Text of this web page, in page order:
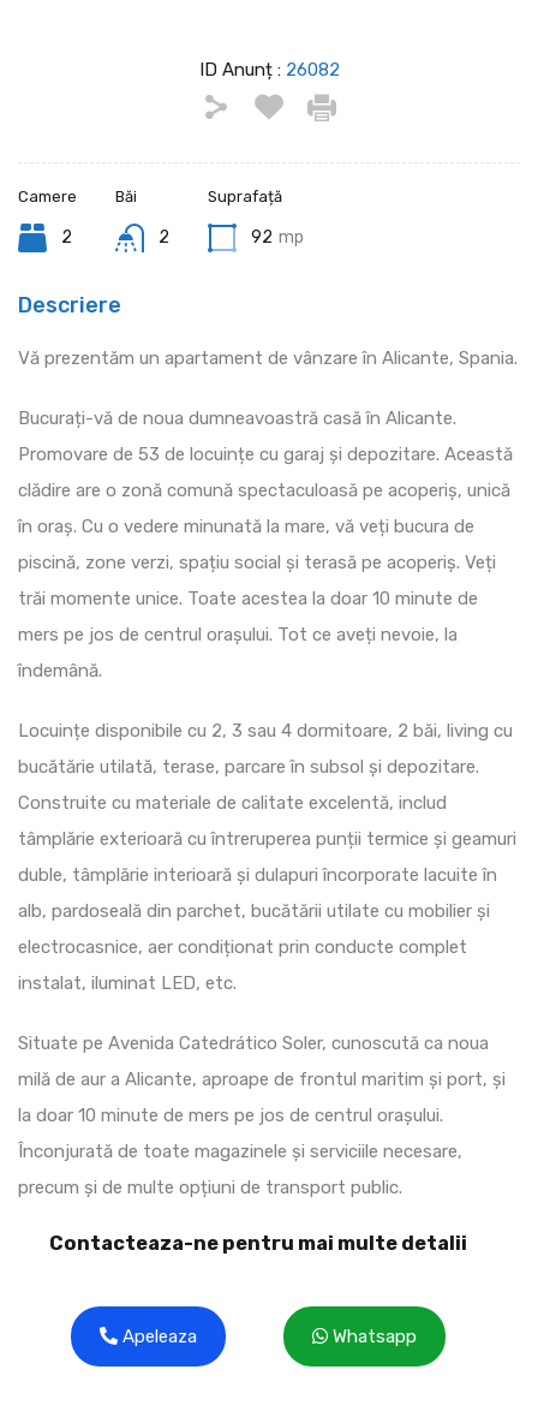
ID Anunț : 26082
Camere
2
Băi
2
Suprafață
92 mp
Descriere
Vă prezentăm un apartament de vânzare în Alicante, Spania.
Bucurați-vă de noua dumneavoastră casă în Alicante.
Promovare de 53 de locuințe cu garaj și depozitare. Această
clădire are o zonă comună spectaculoasă pe acoperiș, unică
în oraș. Cu o vedere minunată la mare, vă veți bucura de
piscină, zone verzi, spațiu social și terasă pe acoperiș. Veți
trăi momente unice. Toate acestea la doar 10 minute de
mers pe jos de centrul orașului. Tot ce aveți nevoie, la
îndemână.
Locuințe disponibile cu 2, 3 sau 4 dormitoare, 2 băi, living cu
bucătărie utilată, terase, parcare în subsol și depozitare.
Construite cu materiale de calitate excelentă, includ
tâmplărie exterioară cu întreruperea punții termice și geamuri
duble, tâmplărie interioară și dulapuri încorporate lacuite în
alb, pardoseală din parchet, bucătării utilate cu mobilier și
electrocasnice, aer condiționat prin conducte complet
instalat, iluminat LED, etc.
Situate pe Avenida Catedrático Soler, cunoscută ca noua
milă de aur a Alicante, aproape de frontul maritim și port, și
la doar 10 minute de mers pe jos de centrul orașului.
Înconjurată de toate magazinele și serviciile necesare,
precum și de multe opțiuni de transport public.
Contacteaza-ne pentru mai multe detalii
Apeleaza Whatsapp